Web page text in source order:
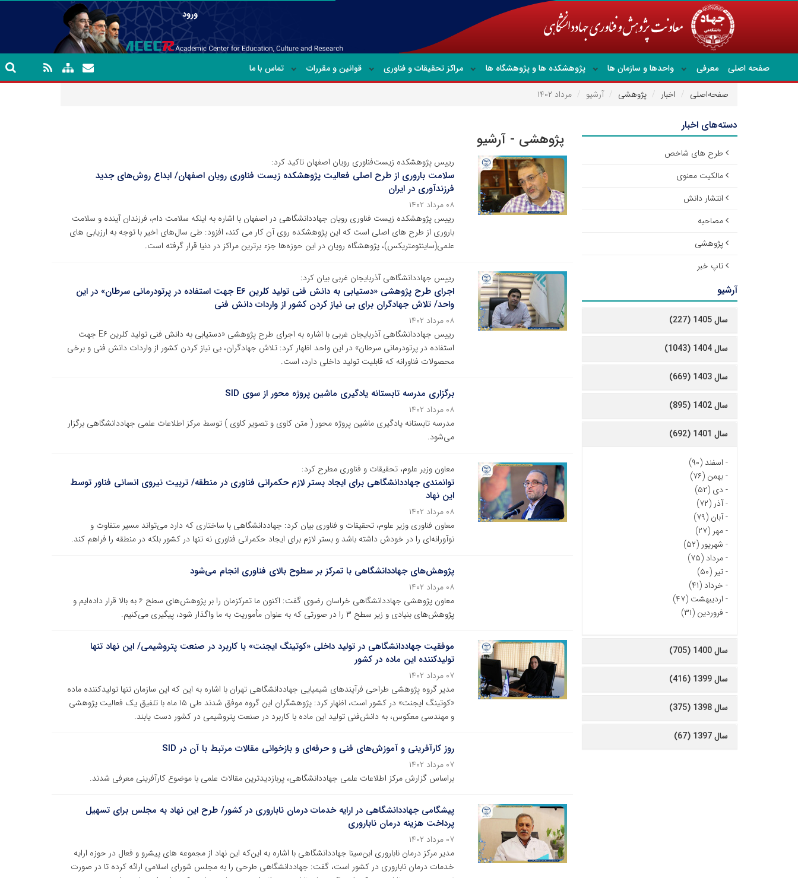
ورود
صفحه اصلی معرفی واحدها و سازمان ها پژوهشکده ها و پژوهشگاه ها مراکز تحقیقات و فناوری قوانین و مقررات
تماس با ما
صفحه‌اصلی
اخبار پژوهشی آرشیو مرداد ۱۴۰۲
پژوهشی - آرشیو
رییس پژوهشکده زیست‌فناوری رویان اصفهان تاکید کرد:
سلامت باروری از طرح اصلی فعالیت پژوهشکده زیست فناوری رویان اصفهان/ ابداع روش‌های جدید
فرزندآوری در ایران
۰۸ مرداد ۱۴۰۲
رییس پژوهشکده زیست فناوری رویان جهاددانشگاهی در اصفهان با اشاره به اینکه سلامت دام، فرزندان آینده و سلامت
باروری از طرح های اصلی است که این پژوهشکده روی آن کار می کند، افزود: طی سال‌های اخیر با توجه به ارزیابی های
علمی(ساینتومتریکس)، پژوهشگاه رویان در این حوزه‌ها جزء برترین مراکز در دنیا قرار گرفته است.
رییس جهاددانشگاهی آذربایجان غربی بیان کرد:
اجرای طرح پژوهشی «دستیابی به دانش فنی تولید کلرین E۶ جهت استفاده در پرتودرمانی سرطان» در این
واحد/ تلاش جهادگران برای بی نیاز کردن کشور از واردات دانش فنی
۰۸ مرداد ۱۴۰۲
رییس جهاددانشگاهی آذربایجان غربی با اشاره به اجرای طرح پژوهشی «دستیابی به دانش فنی تولید کلرین E۶ جهت
استفاده در پرتودرمانی سرطان» در این واحد اظهار کرد: تلاش جهادگران، بی نیاز کردن کشور از واردات دانش فنی و برخی
محصولات فناورانه که قابلیت تولید داخلی دارد، است.
برگزاری مدرسه تابستانه یادگیری ماشین پروژه محور از سوی SID
۰۸ مرداد ۱۴۰۲
مدرسه تابستانه یادگیری ماشین پروژه محور ( متن کاوی و تصویر کاوی ) توسط مرکز اطلاعات علمی جهاددانشگاهی برگزار
می‌شود.
معاون وزیر علوم، تحقیقات و فناوری مطرح کرد:
توانمندی جهاددانشگاهی برای ایجاد بستر لازم حکمرانی فناوری در منطقه/ تربیت نیروی انسانی فناور توسط
این نهاد
۰۸ مرداد ۱۴۰۲
معاون فناوری وزیر علوم، تحقیقات و فناوری بیان کرد: جهاددانشگاهی با ساختاری که دارد می‌تواند مسیر متفاوت و
نوآورانه‌ای را در خودش داشته باشد و بستر لازم برای ایجاد حکمرانی فناوری نه تنها در کشور بلکه در منطقه را فراهم کند.
پژوهش‌های جهاددانشگاهی با تمرکز بر سطوح بالای فناوری انجام می‌شود
۰۸ مرداد ۱۴۰۲
معاون پژوهشی جهاددانشگاهی خراسان رضوی گفت: اکنون ما تمرکزمان را بر پژوهش‌های سطح ۶ به بالا قرار داده‌ایم و
پژوهش‌های بنیادی و زیر سطح ۳ را در صورتی که به عنوان مأموریت به ما واگذار شود، پیگیری می‌کنیم.
موفقیت جهاددانشگاهی در تولید داخلی «کوتینگ ایجنت» با کاربرد در صنعت پتروشیمی/ این نهاد تنها
تولیدکننده این ماده در کشور
۰۷ مرداد ۱۴۰۲
مدیر گروه پژوهشی طراحی فرآیندهای شیمیایی جهاددانشگاهی تهران با اشاره به این که این سازمان تنها تولیدکننده ماده
«کوتینگ ایجنت» در کشور است، اظهار کرد: پژوهشگران این گروه موفق شدند طی ۱۵ ماه با تلفیق یک فعالیت پژوهشی
و مهندسی معکوس، به دانش‌فنی تولید این ماده با کاربرد در صنعت پتروشیمی در کشور دست یابند.
روز کارآفرینی و آموزش‌های فنی و حرفه‌ای و بازخوانی مقالات مرتبط با آن در SID
۰۷ مرداد ۱۴۰۲
براساس گزارش مرکز اطلاعات علمی جهاددانشگاهی، پربازدیدترین مقالات علمی با موضوع کارآفرینی معرفی شدند.
پیشگامی جهاددانشگاهی در ارایه خدمات درمان ناباروری در کشور/ طرح این نهاد به مجلس برای تسهیل
پرداخت هزینه درمان ناباروری
۰۷ مرداد ۱۴۰۲
مدیر مرکز درمان ناباروری ابن‌سینا جهاددانشگاهی با اشاره به این‌که این نهاد از مجموعه های پیشرو و فعال در حوزه ارایه
خدمات درمان ناباروری در کشور است، گفت: جهاددانشگاهی طرحی را به مجلس شورای اسلامی ارائه کرده تا در صورت
دسته‌های اخبار
طرح های شاخص
مالکیت معنوی
انتشار دانش
مصاحبه
پژوهشی
تاپ خبر
آرشیو
سال 1405 (227)
سال 1404 (1043)
سال 1403 (669)
سال 1402 (895)
سال 1401 (692)
- اسفند (۹۰)
-بهمن (۷۶)
- دی (۵۲)
-آذر (۷۲)
-آبان (۷۹)
-مهر (۲۷)
- شهریور (۵۲)
-مرداد (۷۵)
-تیر (۵۰)
- خرداد (۴۱)
- اردیبهشت (۴۷)
- فروردین (۳۱)
سال 1400 (705)
سال 1399 (416)
سال 1398 (375)
سال 1397 (67)